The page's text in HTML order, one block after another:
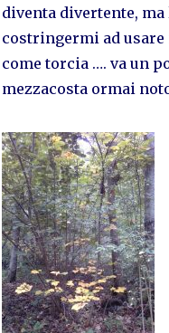
diventa divertente,
costringermi ad
come torcia …. va un
mezzacosta ormai